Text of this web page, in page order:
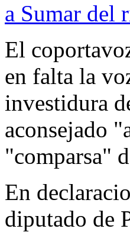
a Sumar del
El
en falta la
investidura
aconsejado
"comparsa"
En
diputado de